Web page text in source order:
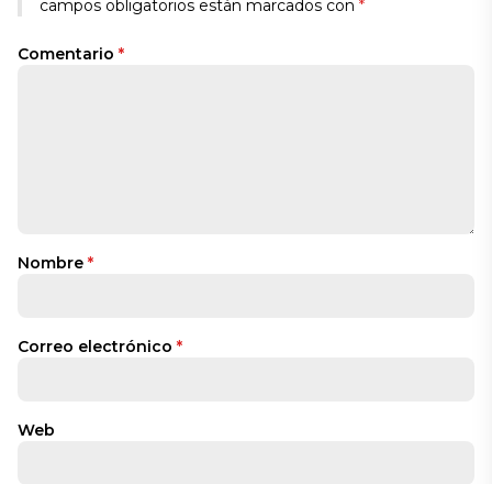
campos obligatorios están marcados con *
Comentario *
Nombre *
Correo electrónico *
Web